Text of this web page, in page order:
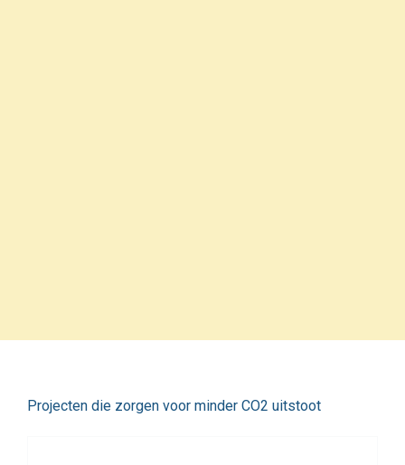
Projecten die zorgen voor minder CO2 uitstoot